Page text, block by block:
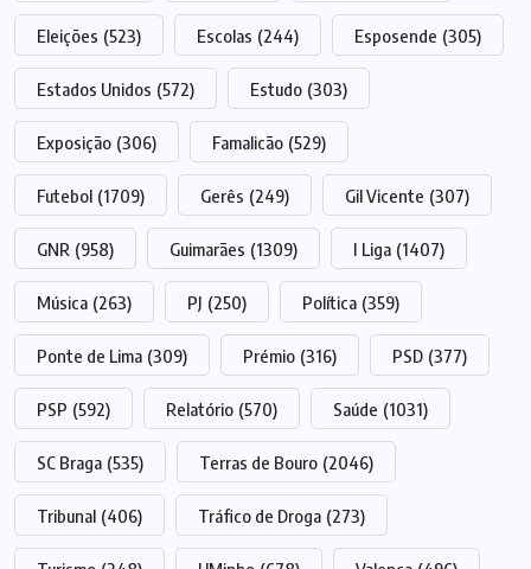
Eleições (523) Escolas (244) Esposende (305)
Estados Unidos (572) Estudo (303)
Exposição (306) Famalicão (529)
Futebol (1709) Gerês (249) Gil Vicente (307)
GNR (958) Guimarães (1309) I Liga (1407)
Música (263) PJ (250) Política (359)
Ponte de Lima (309) Prémio (316) PSD (377)
PSP (592) Relatório (570) Saúde (1031)
SC Braga (535) Terras de Bouro (2046)
Tribunal (406) Tráfico de Droga (273)